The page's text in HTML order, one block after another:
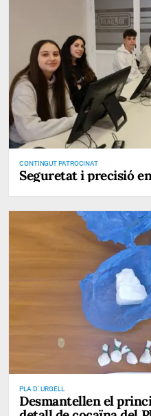
CONTINGUT PATROCINAT
Seguretat i precisió
PLA D' URGELL
Desmantellen el